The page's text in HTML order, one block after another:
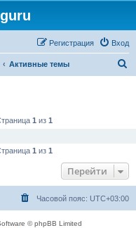
Вход
Регистрация
Активные темы
1 из 1
1 из 1
Перейти
Часовой пояс: UTC+03:00
© phpBB Limited